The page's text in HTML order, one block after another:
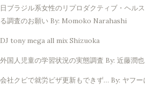
日ブラジル系女性のリプロダクティブ・ヘル
る調査のお願い By: Momoko Narahashi
DJ tony mega all mix Shizuoka
外国人児童の学習状況の実態調査 By: 近藤潤也
会社クビで就労ビザ更新もできず… By: ヤフー